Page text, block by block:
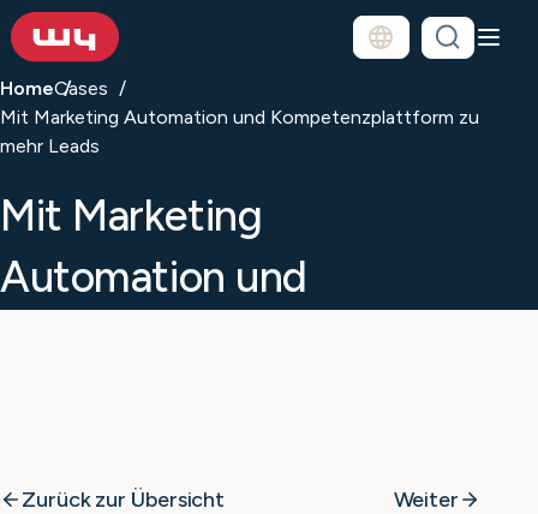
HomeCases
Mit Marketing Automation und Kompetenzplattform zu
mehr Leads
Mit Marketing
Automation und
Zurück zur Übersicht Weiter